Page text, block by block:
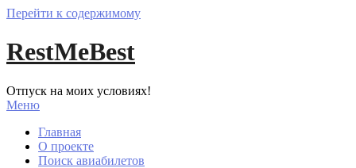
Перейти к содержимому
RestMeBest
Отпуск на моих условиях!
Меню
Главная
О проекте
Поиск авиабилетов